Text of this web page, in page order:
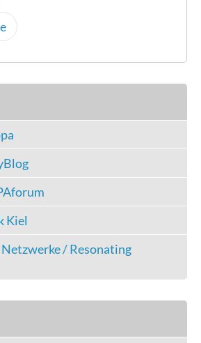
Kiel
/ Resonating